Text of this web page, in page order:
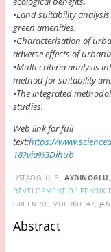
•Land suitability
green amenities.
•Characterisation of
adverse effects of
•Multi-criteria analysis
method for suitability
•The integrated
studies.
Web link for full
text:https://
18?via%3Dihub
USTAOGLU, E.,
DEVELOPMENT OF PENDIK
GREENING, VOLUME 47,
Abstract